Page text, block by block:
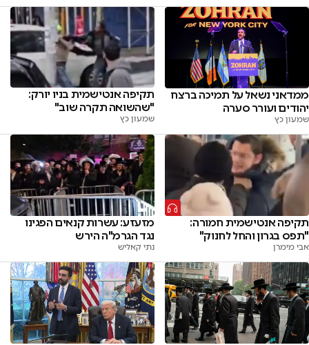
ממדאני נשאל על תמיכה ברצח
יהודים ועורר סערה
שמעון כץ
תקיפה אנטישמית בניו יורק:
"שהשואה תקרה שוב"
שמעון כץ
תקיפה אנטישמית חמורה:
"תפס בגרון והחל לחנוק"
אבי מימרן
מזעזע: עשרות קנאים הפגינו
נגד הגרמ"ה הירש
נתי קאליש